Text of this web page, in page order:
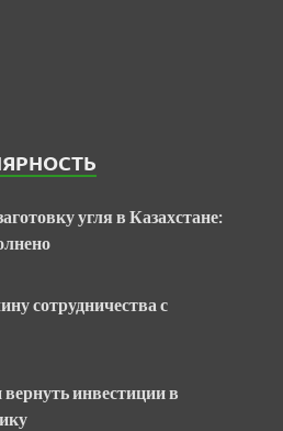
угля в Казахстане:
сотрудничества с
инвестиции в